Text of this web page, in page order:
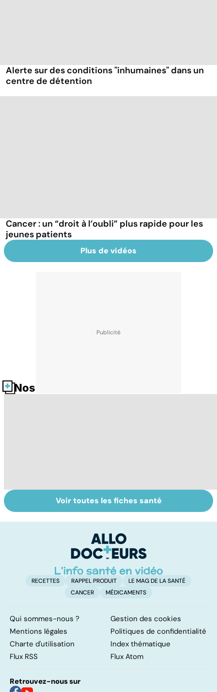
Alerte sur des conditions "inhumaines" dans un
centre de détention
Cancer : un “droit à l’oubli” plus rapide pour les
jeunes patients
Plus de vidéos
Nos fiches santé
Faire du sport à
domicile, c'est
Vivre après un
cancer
Voir toutes les fiches santé
RECETTES RAPPEL PRODUIT
LE MAG DE LA SANTÉ
CANCER
MÉDICAMENTS
Qui sommes-nous ?
Gestion des cookies
Mentions légales
Politiques de confidentialité
Charte d'utilisation
Index thématique
Flux RSS
Flux Atom
Retrouvez-nous sur